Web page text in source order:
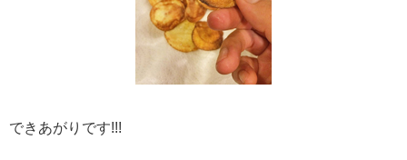
できあがりです!!!